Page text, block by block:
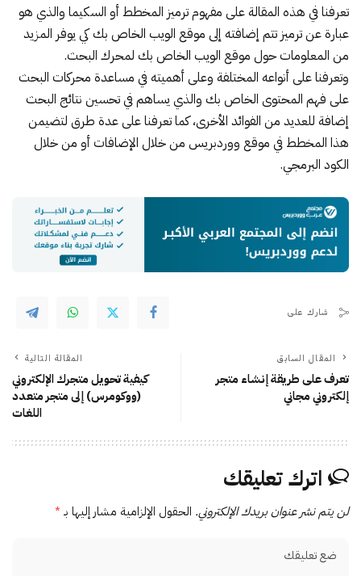
تعرفنا في هذه المقالة على مفهوم ترميز المخطط أو السكيما والذي هو
عبارة عن ترميز تتم إضافته إلى موقع الويب الخاص بك كي يوفر المزيد
من المعلومات حول موقع الويب الخاص بك لمحرك البحث.
وتعرفنا على أنواعه المختلفة وعلى أهميته في مساعدة محركات البحث
على فهم المحتوى الخاص بك والذي يساهم في تحسين نتائج البحث
إضافة للعديد من الفوائد الأخرى، كما تعرفنا على عدة طرق لتضيمن
هذا المخطط في موقع ووردبريس من خلال الإضافات أو من خلال
الكود البرمجي.
شارك على
المقال السابق
تعرف على طريقة إنشاء متجر
إلكتروني مجاني
المقالة التالية
كيفية تحويل متجرك الإلكتروني
(ووكومرس) إلى متجر متعدد
اللغات
اترك تعليقك
لن يتم نشر عنوان بريدك الإلكتروني. الحقول الإلزامية مشار إليها بـ*